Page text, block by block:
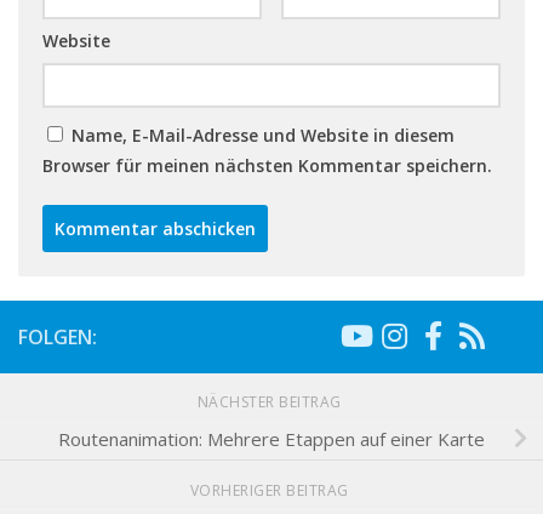
Website
Name, E-Mail-Adresse und Website in diesem
Browser für meinen nächsten Kommentar speichern.
FOLGEN:
NÄCHSTER BEITRAG
Routenanimation: Mehrere Etappen auf einer Karte
VORHERIGER BEITRAG